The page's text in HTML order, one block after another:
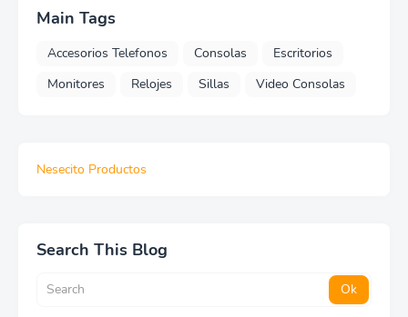
Main Tags
Accesorios Telefonos Consolas
Escritorios
Monitores
Relojes Sillas Video Consolas
Nesecito Productos
Search This Blog